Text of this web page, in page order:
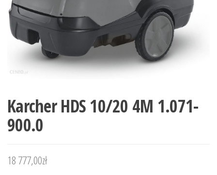
Karcher HDS 10/20 4M 1.071-
900.0
18 777,00zł